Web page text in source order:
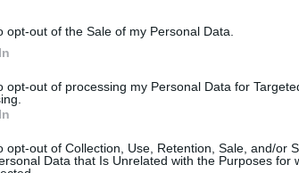
opt-out of the Sale of my Personal Data.
opt-out of processing my Personal Data for
opt-out of Collection, Use, Retention, Sale, and/or
Data that Is Unrelated with the Purposes for
Kommentek:
felhasználói tartalomnak minősülnek, értük a
nem vállal, azokat nem ellenőrzi. Kifogás esetén